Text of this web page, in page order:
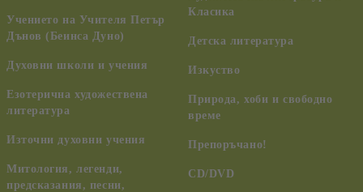
Учението на Учителя Петър
Дънов (Беинса Дуно)
Духовни школи и учения
Езотерична художествена
литература
Източни духовни учения
Митология, легенди,
предсказания, песни,
Класика
Детска литература
Изкуство
Природа, хоби и свободно
време
Препоръчано!
CD/DVD